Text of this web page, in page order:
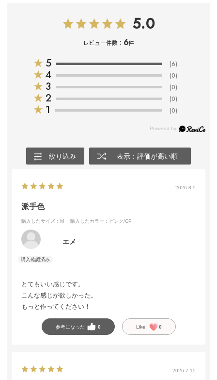
5.0
レビュー件数： 6件
★ 5 (6)
★ 4 (0)
★ 3 (0)
★ 2 (0)
★ 1 (0)
絞り込み 表示：評価が高い順
2026.8.5
派手色
購入したサイズ：M 購入したカラー：ピンク/CP
エメ
とてもいい感じです。
こんな感じが欲しかった。
もっと作ってください！
参考になった 0 Like! 0
2026.7.15